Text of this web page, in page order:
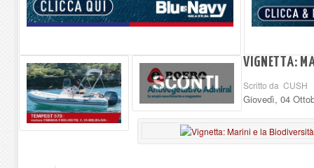
VIGNETTA:
Scritto da CUSH
Giovedì, 04